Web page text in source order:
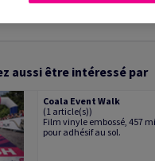
aussi être intéressé par
Coala Event Walk
(1 article(s))
Film vinyle embossé, 457
pour adhésif au sol.